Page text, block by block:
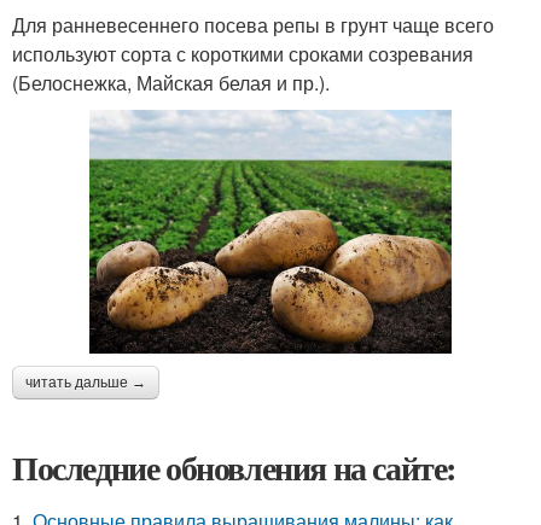
Для ранневесеннего посева репы в грунт чаще всего
используют сорта с короткими сроками созревания
(Белоснежка, Майская белая и пр.).
читать дальше →
Последние обновления на сайте: